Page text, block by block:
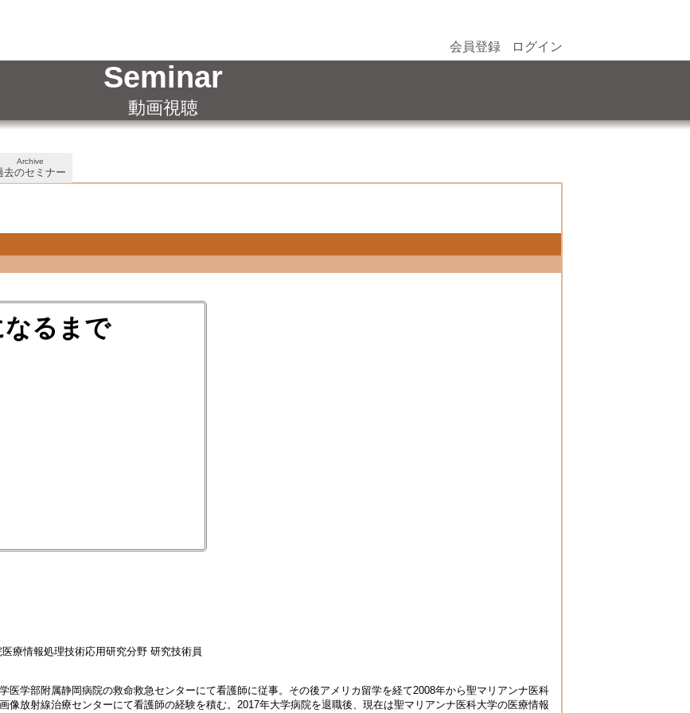
会員登録 ログイン
Seminar
動画視聴
Archive
去のセミナー
るまで
療情報処理技術応用研究分野 研究技術員
医学部附属静岡病院の救命救急センターにて看護師に従事。その後アメリカ留学を経て2008年から聖マリアンナ医科
像放射線治療センターにて看護師の経験を積む。2017年大学病院を退職後、現在は聖マリアンナ医科大学の医療情報